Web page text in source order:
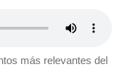
más relevantes del